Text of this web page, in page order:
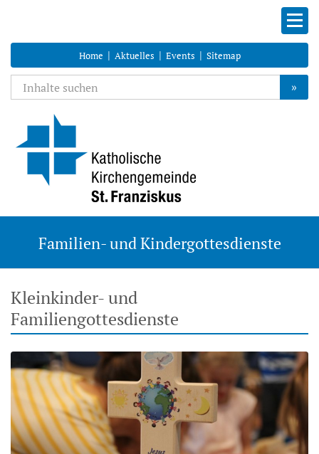
Home | Aktuelles | Events | Sitemap
»
Familien- und Kindergottesdienste
Kleinkinder- und
Familiengottesdienste